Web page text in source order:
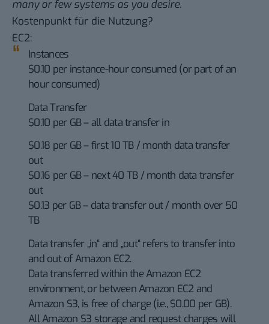
many or few systems as you desire.
Kostenpunkt für die Nutzung?
EC2:
Instances
$0.10 per instance-hour consumed (or part of an
hour consumed)
Data Transfer
$0.10 per GB – all data transfer in
$0.18 per GB – first 10 TB / month data transfer
out
$0.16 per GB – next 40 TB / month data transfer
out
$0.13 per GB – data transfer out / month over 50
TB
Data transfer „in“ and „out“ refers to transfer into
and out of Amazon EC2.
Data transferred within the Amazon EC2
environment, or between Amazon EC2 and
Amazon S3, is free of charge (i.e., $0.00 per GB).
All Amazon S3 storage and request charges will